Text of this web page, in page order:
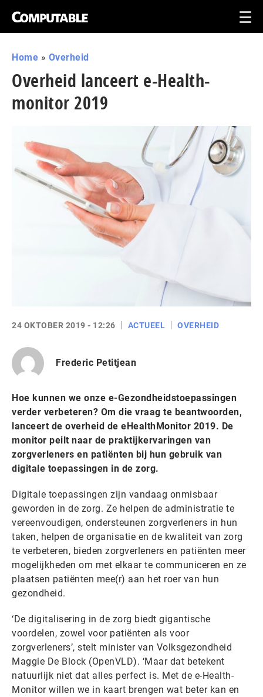
Home » Overheid
Overheid lanceert e-Health-
monitor 2019
24 OKTOBER 2019 - 12:26 ACTUEEL OVERHEID
Frederic Petitjean
Hoe kunnen we onze e-Gezondheidstoepassingen
verder verbeteren? Om die vraag te beantwoorden,
lanceert de overheid de eHealthMonitor 2019. De
monitor peilt naar de praktijkervaringen van
zorgverleners en patiënten bij hun gebruik van
digitale toepassingen in de zorg.
Digitale toepassingen zijn vandaag onmisbaar
geworden in de zorg. Ze helpen de administratie te
vereenvoudigen, ondersteunen zorgverleners in hun
taken, helpen de organisatie en de kwaliteit van zorg
te verbeteren, bieden zorgverleners en patiënten meer
mogelijkheden om met elkaar te communiceren en ze
plaatsen patiënten mee(r) aan het roer van hun
gezondheid.
‘De digitalisering in de zorg biedt gigantische
voordelen, zowel voor patiënten als voor
zorgverleners’, stelt minister van Volksgezondheid
Maggie De Block (OpenVLD). ‘Maar dat betekent
natuurlijk niet dat alles perfect is. Met de e-Health-
Monitor willen we in kaart brengen wat beter kan en